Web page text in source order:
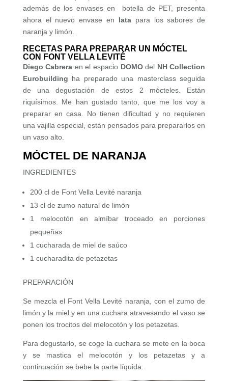
además de los envases en botella de PET, presenta
ahora el nuevo envase en latapara los sabores de
naranja y limón.
RECETAS PARA PREPARAR UN MÓCTEL
CON FONT VELLA LEVITÉ
Diego Cabrera en el espacio DOMOdel NH Collection
Eurobuilding ha preparado una masterclass seguida
de una degustación de estos 2 mócteles. Están
riquísimos. Me han gustado tanto, que me los voy a
preparar en casa. No tienen dificultad y no requieren
una vajilla especial, están pensados para prepararlos en
un vaso alto.
MÓCTEL DE NARANJA
INGREDIENTES
200 cl de Font Vella Levité naranja
13 cl de zumo natural de limón
1 melocotón en almíbar troceado en porciones
pequeñas
1 cucharada de miel de saúco
1 cucharadita de petazetas
PREPARACIÓN
Se mezcla el Font Vella Levité naranja, con el zumo de
limón y la miel y en una cuchara atravesando el vaso se
ponen los trocitos del melocotón y los petazetas.
Para degustarlo, se coge la cuchara se mete en la boca
y se mastica el melocotón y los petazetas y a
continuación se bebe la parte líquida.